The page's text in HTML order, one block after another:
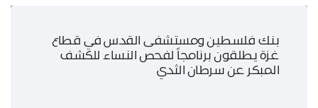
بنك فلسطين ومستشفى القدس في قطاع
غزة يطلقون برنامجاً لفحص النساء للكشف
المبكر عن سرطان الثدي